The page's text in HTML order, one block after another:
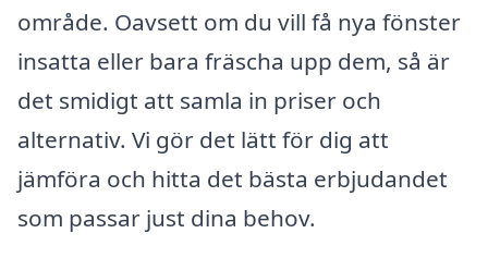
område. Oavsett om du vill få nya fönster
insatta eller bara fräscha upp dem, så är
det smidigt att samla in priser och
alternativ. Vi gör det lätt för dig att
jämföra och hitta det bästa erbjudandet
som passar just dina behov.